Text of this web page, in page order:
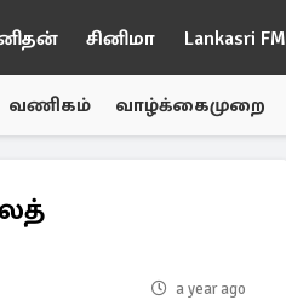
சினிமா Lankasri FM
வணிகம் வாழ்க்கைமுறை
a year ago